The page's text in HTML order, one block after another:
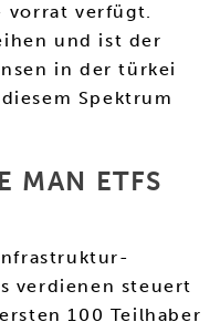
vorrat verfügt.
und ist der
in der türkei
Spektrum
MAN ETFS
verdienen steuert
100 Teilhaber